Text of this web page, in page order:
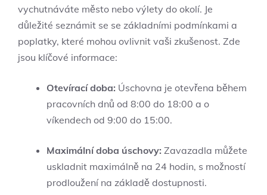
vychutnáváte město nebo výlety do okolí. Je
důležité seznámit se se základními podmínkami a
poplatky, které mohou ovlivnit vaši zkušenost. Zde
jsou klíčové informace:
Otevírací doba: Úschovna je otevřena během
pracovních dnů od 8:00 do 18:00 a o
víkendech od 9:00 do 15:00.
Maximální doba úschovy: Zavazadla můžete
uskladnit maximálně na 24 hodin, s možností
prodloužení na základě dostupnosti.